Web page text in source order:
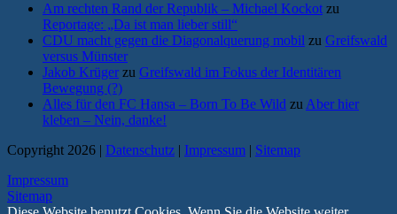
Am rechten Rand der Republik – Michael Kockot zu
Reportage: „Da ist man lieber still“
CDU macht gegen die Diagonalquerung mobil zu Greifswald
versus Münster
Jakob Krüger zu Greifswald im Fokus der Identitären
Bewegung (?)
Alles für den FC Hansa – Born To Be Wild zu Aber hier
kleben – Nein, danke!
Copyright 2026 | Datenschutz | Impressum | Sitemap
Impressum
Sitemap